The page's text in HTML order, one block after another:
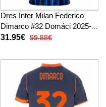
Dres Inter Milan Federico
Dimarco #32 Domáci 2025-
26 Krátky Rukáv
31.95€ 99.88€